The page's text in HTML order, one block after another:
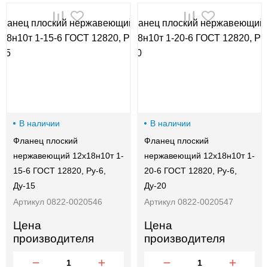
В наличии
Фланец плоский
нержавеющий 12х18н10т 1-
15-6 ГОСТ 12820, Ру-6,
Ду-15
Артикул 0822-0020546
Цена
производителя
В наличии
Фланец плоский
нержавеющий 12х18н10т 1-
20-6 ГОСТ 12820, Ру-6,
Ду-20
Артикул 0822-0020547
Цена
производителя
00